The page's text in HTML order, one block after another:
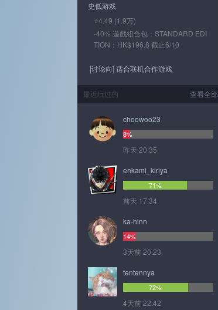
史低游戏
⭐4.49 (1.9万)
-40% 遊戲組合包：STANDARD EDI
TION：HK$196.8 截止6/10
[讨论向] 适合联机合作游戏
查看全部
最近玩过的
choowoo23
8%
昨天 20:35
enkami_kiriya
71%
前天 17:34
ka-hinn
14%
3天前 20:23
tentennya
72%
4天前 22:42